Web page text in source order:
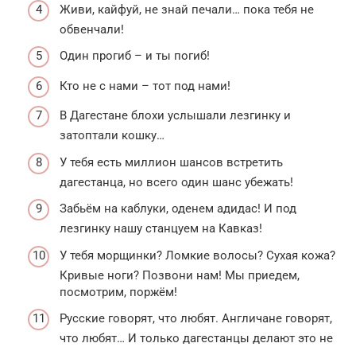
Живи, кайфуй, не знай печали… пока тебя не
обвенчали!
Один прогиб – и ты погиб!
Кто не с нами – тот под нами!
В Дагестане блохи услышали лезгинку и
затоптали кошку…
У тебя есть миллион шансов встретить
дагестанца, но всего один шанс убежать!
Забьём на каблуки, оденем адидас! И под
лезгинку нашу станцуем на Кавказ!
У тебя морщинки? Ломкие волосы? Сухая кожа?
Кривые ноги? Позвони нам! Мы приедем,
посмотрим, поржём!
Русские говорят, что любят. Англичане говорят,
что любят… И только дагестанцы делают это не